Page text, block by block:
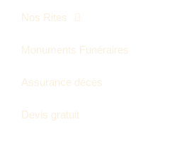
Nos Rites
Monuments Funéraires
Assurance décès
Devis gratuit